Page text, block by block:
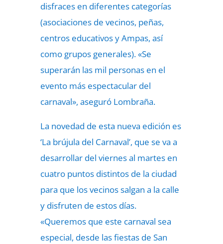
disfraces en diferentes categorías
(asociaciones de vecinos, peñas,
centros educativos y Ampas, así
como grupos generales). «Se
superarán las mil personas en el
evento más espectacular del
carnaval», aseguró Lombraña.
La novedad de esta nueva edición es
‘La brújula del Carnaval’, que se va a
desarrollar del viernes al martes en
cuatro puntos distintos de la ciudad
para que los vecinos salgan a la calle
y disfruten de estos días.
«Queremos que este carnaval sea
especial, desde las fiestas de San